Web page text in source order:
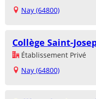
Nay (64800)
Collège Saint-
Établissement Privé
Nay (64800)